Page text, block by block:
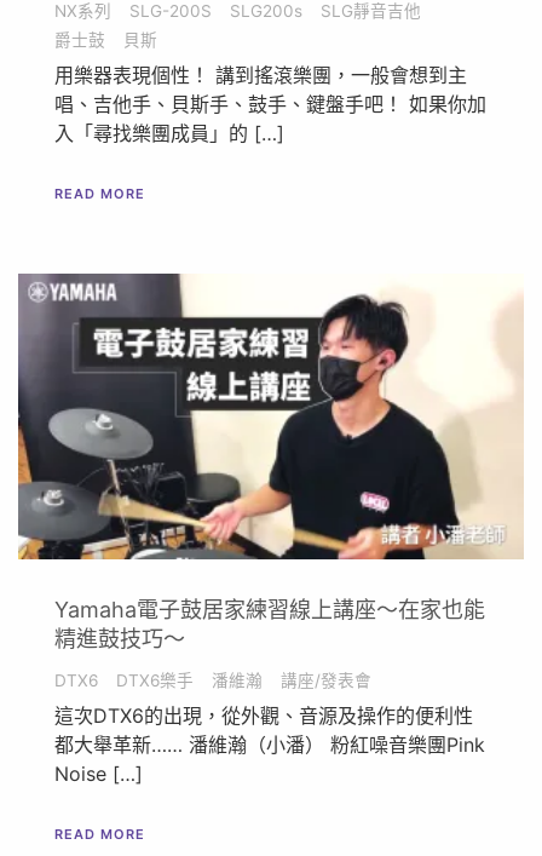
NX系列 SLG-200S SLG200s
SLG靜音吉他
爵士鼓
貝斯
用樂器表現個性！ 講到搖滾樂團，一般會想到主
唱、吉他手、貝斯手、鼓手、鍵盤手吧！ 如果你加
入「尋找樂團成員」的 […]
READ MORE
Yamaha電子鼓居家練習線上講座～在家也能
精進鼓技巧～
DTX6 DTX6樂手 潘維瀚 講座/發表會
這次DTX6的出現，從外觀、音源及操作的便利性
都大舉革新…… 潘維瀚（小潘） 粉紅噪音樂團Pink
Noise […]
READ MORE